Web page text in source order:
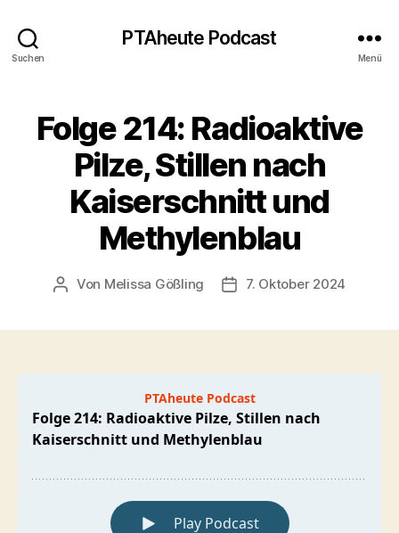
Suchen
PTAheute Podcast
Menü
Folge 214: Radioaktive
Pilze, Stillen nach
Kaiserschnitt und
Methylenblau
Beitragsautor
Von Melissa Gößling Veröffentlichungsdatum
7. Oktober 2024